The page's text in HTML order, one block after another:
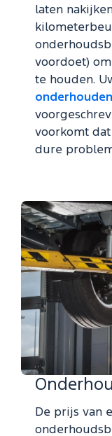
laten
voordoet)
te houden.
onderhouden
voorkomt
dure
De prijs van